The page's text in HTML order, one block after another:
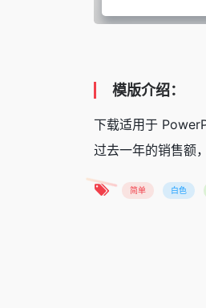
模版介绍：
下载适用于
过去一年的销售额
简单 白色